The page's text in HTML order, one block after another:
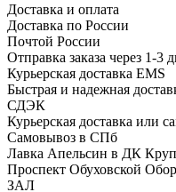
Доставка и оплата
Доставка по России
Почтой России
Отправка заказа через 1-3
Курьерская доставка EMS
Быстрая и надежная
СДЭК
Курьерская доставка или
Самовывоз в СПб
Лавка Апельсин в ДК
Проспект Обуховской
ЗАЛ